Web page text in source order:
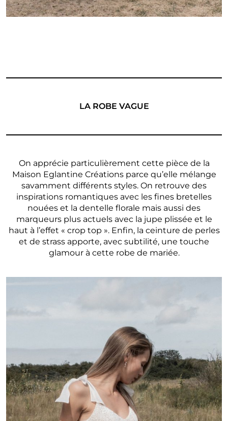
LA ROBE VAGUE
On apprécie particulièrement cette pièce de la
Maison Eglantine Créations parce qu’elle mélange
savamment différents styles. On retrouve des
inspirations romantiques avec les fines bretelles
nouées et la dentelle florale mais aussi des
marqueurs plus actuels avec la jupe plissée et le
haut à l’effet « crop top ». Enfin, la ceinture de perles
et de strass apporte, avec subtilité, une touche
glamour à cette robe de mariée.